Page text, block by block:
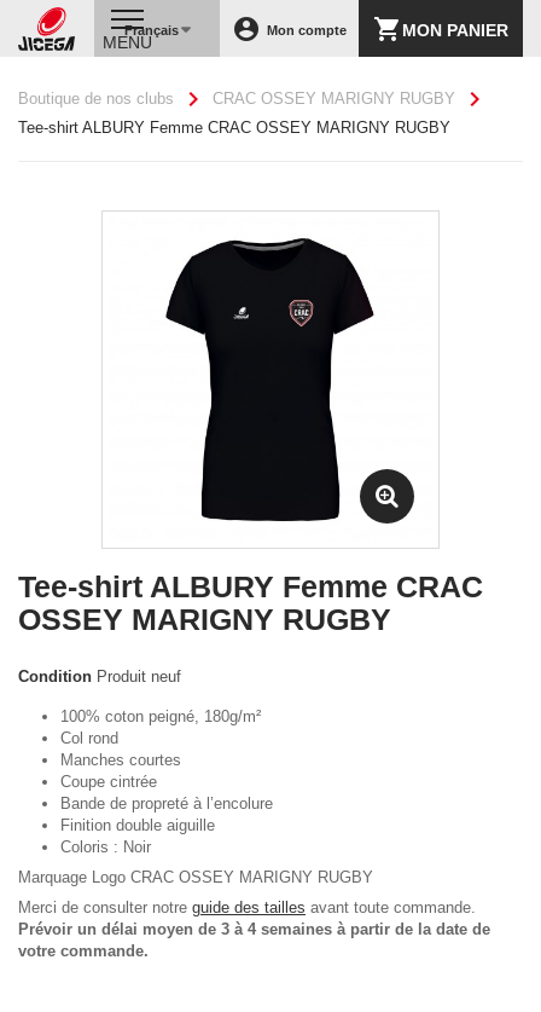
shopping_cart MON PANIER
account_circle Mon compte
Français
MENU
Boutique de nos clubs chevron_right CRAC OSSEY MARIGNY RUGBY chevron_right
Tee-shirt ALBURY Femme CRAC OSSEY MARIGNY RUGBY
Tee-shirt ALBURY Femme CRAC
OSSEY MARIGNY RUGBY
Condition Produit neuf
100% coton peigné, 180g/m²
Col rond
Manches courtes
Coupe cintrée
Bande de propreté à l’encolure
Finition double aiguille
Coloris : Noir
Marquage Logo CRAC OSSEY MARIGNY RUGBY
Merci de consulter notre guide des tailles avant toute commande.
Prévoir un délai moyen de 3 à 4 semaines à partir de la date de
votre commande.